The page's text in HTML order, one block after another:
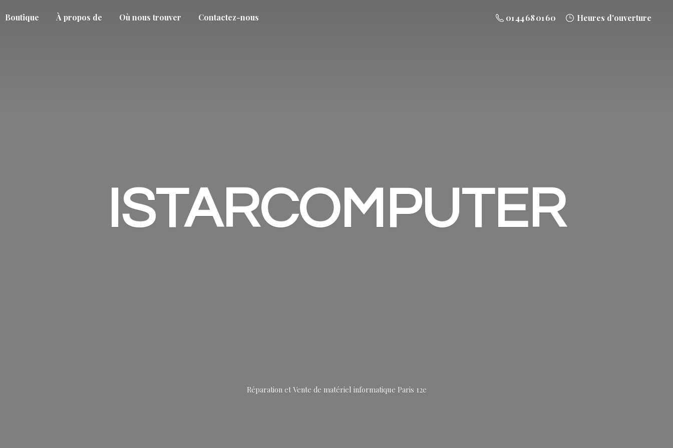
Boutique À propos de Où nous trouver Contactez-nous 01 44 68 01 60 Heures d'ouverture
ISTARCOMPUTER
Réparation et Vente de matériel informatique Paris 12e